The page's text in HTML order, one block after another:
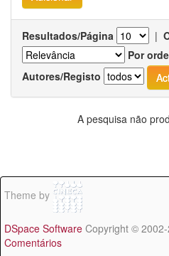
Resultados/Página |
Por
Autores/Registo
A pesquisa não
Theme by
DSpace Software Copyright ©
Comentários